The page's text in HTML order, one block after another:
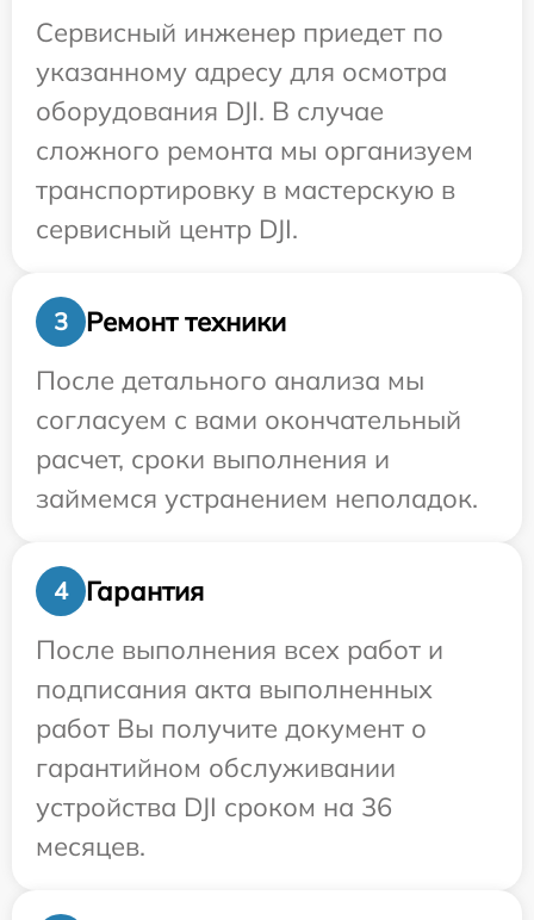
Сервисный инженер приедет по
указанному адресу для осмотра
оборудования DJI. В случае
сложного ремонта мы организуем
транспортировку в мастерскую в
сервисный центр DJI.
3
Ремонт техники
После детального анализа мы
согласуем с вами окончательный
расчет, сроки выполнения и
займемся устранением неполадок.
4
Гарантия
После выполнения всех работ и
подписания акта выполненных
работ Вы получите документ о
гарантийном обслуживании
устройства DJI сроком на 36
месяцев.